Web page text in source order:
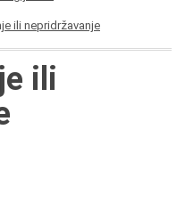
ili nepridržavanje
ili